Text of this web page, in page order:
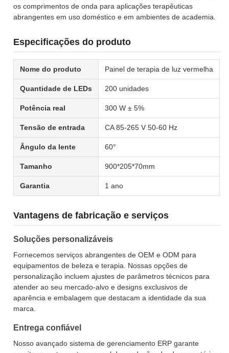
os comprimentos de onda para aplicações terapêuticas
abrangentes em uso doméstico e em ambientes de academia.
Especificações do produto
Nome do produto Painel de terapia de luz vermelha
Quantidade de LEDs 200 unidades
Potência real 300 W ± 5%
Tensão de entrada CA 85-265 V 50-60 Hz
Ângulo da lente 60°
Tamanho 900*205*70mm
Garantia 1 ano
Vantagens de fabricação e serviços
Soluções personalizáveis
Fornecemos serviços abrangentes de OEM e ODM para
equipamentos de beleza e terapia. Nossas opções de
personalização incluem ajustes de parâmetros técnicos para
atender ao seu mercado-alvo e designs exclusivos de
aparência e embalagem que destacam a identidade da sua
marca.
Entrega confiável
Nosso avançado sistema de gerenciamento ERP garante